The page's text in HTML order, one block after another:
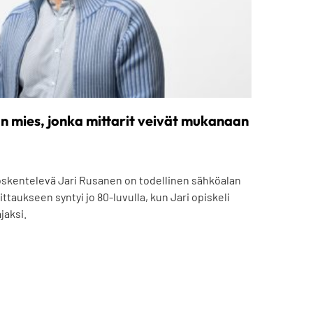
mies, jonka mittarit veivät mukanaan
Jari Rusanen on todellinen sähköalan
syntyi jo 80-luvulla, kun Jari opiskeli